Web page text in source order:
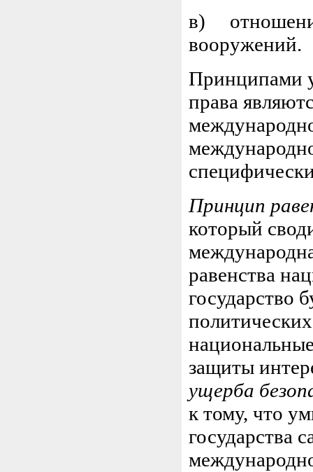
в)
вооружений.
Принципами
права
Принцип
который
равенства
государство
защиты
ущерба
к тому, что
государства